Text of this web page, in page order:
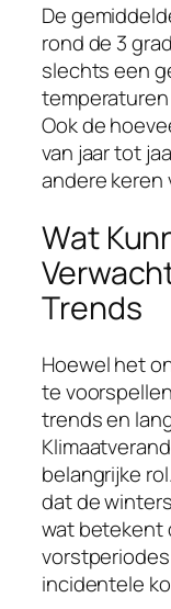
De
rond de 3
slechts een
Ook de
van jaar tot
andere keren
Wat
Trends
Hoewel het
te
trends en
belangrijke
dat de
wat betekent
incidentele